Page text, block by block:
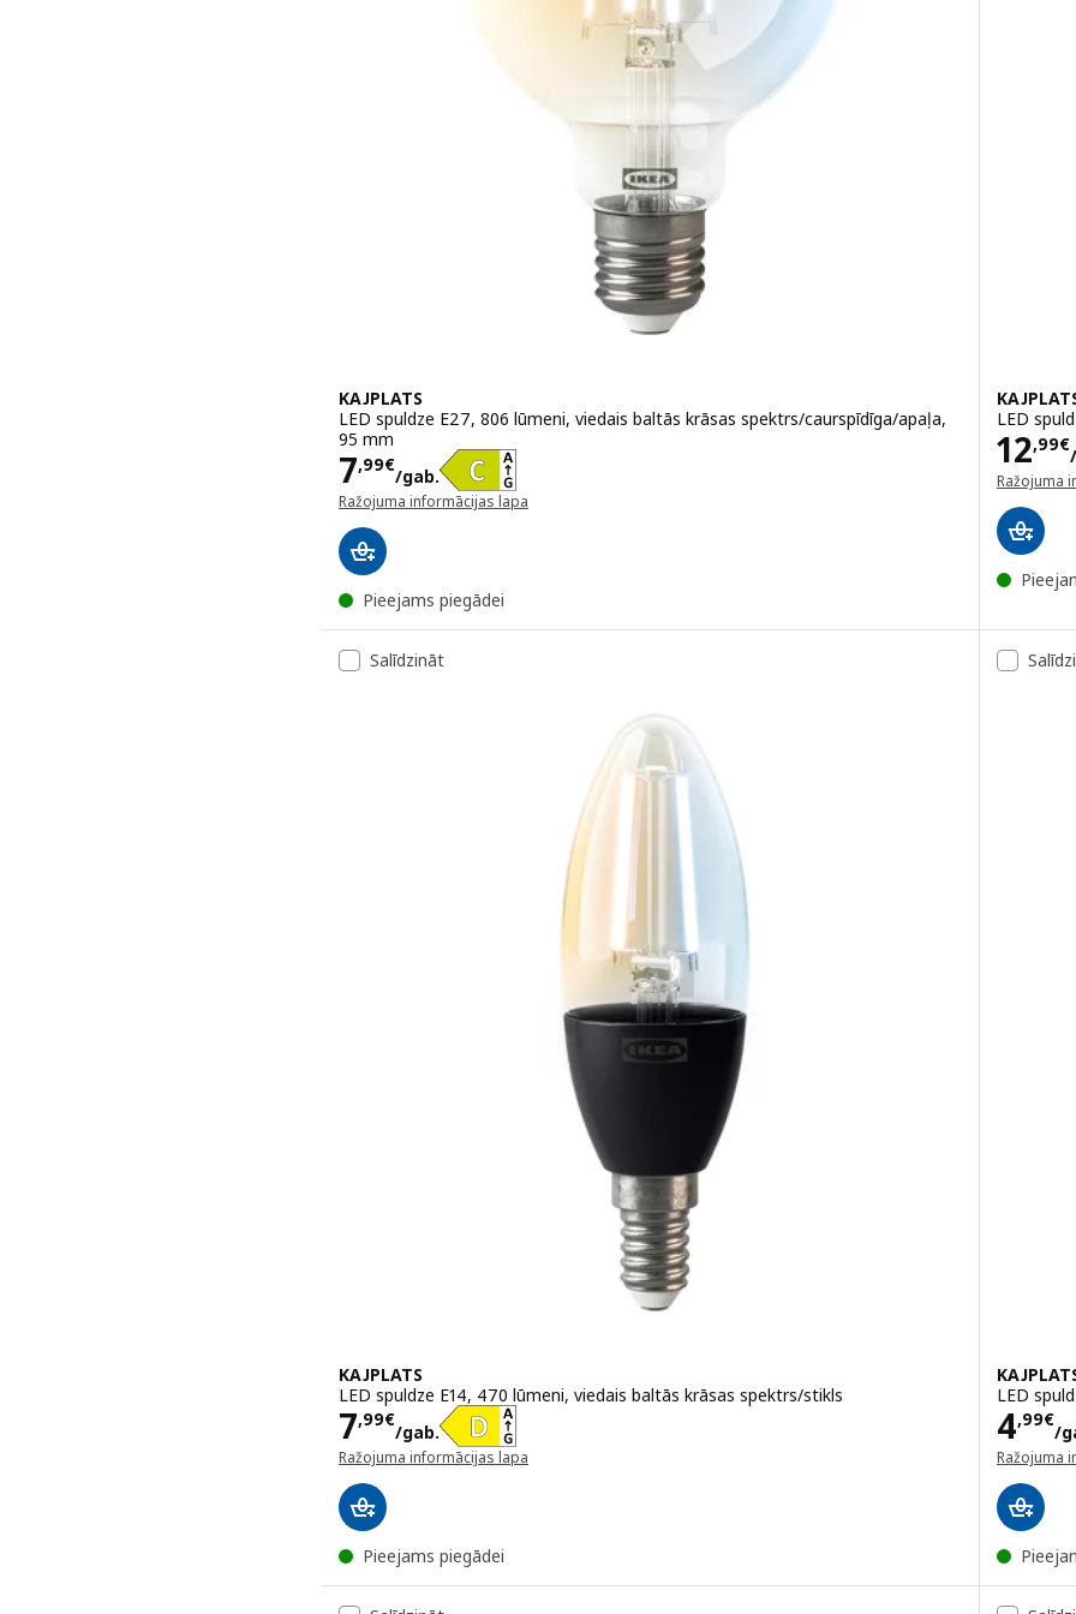
KAJPLATS
LED spuldze E27, 806 lūmeni, viedais baltās krāsas spektrs/caurspīdīga/apaļa,
95 mm
7,99€
/gab.
Cena 7,99€/gab.
Ražojuma informācijas lapa
Pieejams piegādei
LED
12,99€
Ražojuma
Salīdzināt
KAJPLATS
LED spuldze E14, 470 lūmeni, viedais baltās krāsas spektrs/stikls
7,99€
/gab.
Cena 7,99€/gab.
Ražojuma informācijas lapa
Pieejams piegādei
LED
4,99€
/
Ražojuma